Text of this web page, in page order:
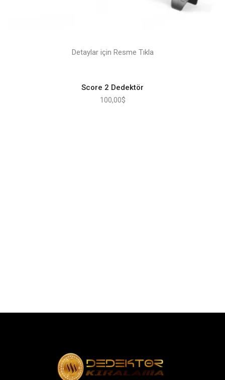
Detaylar için Resme Tıkla
Score 2 Dedektör
100,00$